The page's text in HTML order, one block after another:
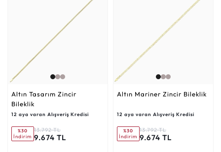
Altın Tasarım Zincir
Bileklik
12 aya varan Alışveriş Kredisi
%30
İndirim
13.792 TL
9.674 TL
Altın Mariner Zincir Bileklik
12 aya varan Alışveriş Kredisi
%30
İndirim
13.792 TL
9.674 TL